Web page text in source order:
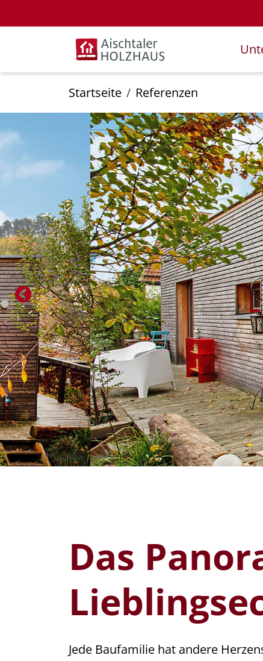
Startseite Referenzen
Das
Jede Baufamilie hat andere